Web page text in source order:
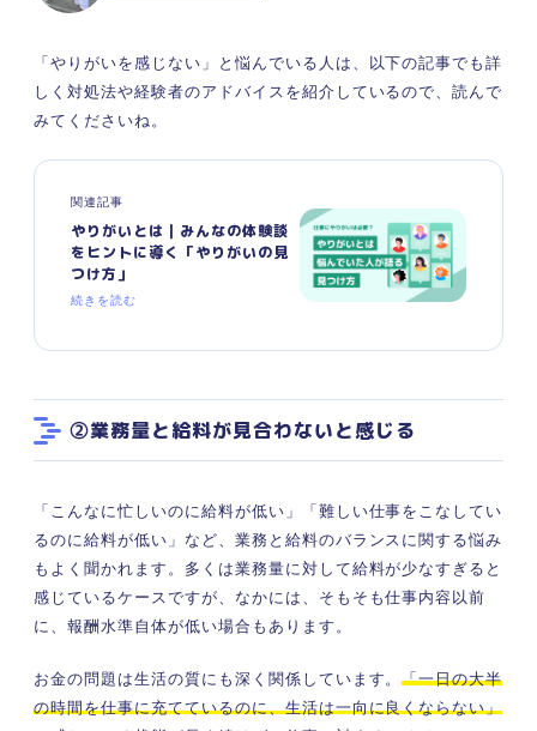
「やりがいを感じない」と悩んでいる人は、以下の記事でも詳
しく対処法や経験者のアドバイスを紹介しているので、読んで
みてくださいね。
関連記事
やりがいとは｜みんなの体験談
をヒントに導く「やりがいの見
つけ方」
続きを読む
②業務量と給料が見合わないと感じる
「こんなに忙しいのに給料が低い」「難しい仕事をこなしてい
るのに給料が低い」など、業務と給料のバランスに関する悩み
もよく聞かれます。多くは業務量に対して給料が少なすぎると
感じているケースですが、なかには、そもそも仕事内容以前
に、報酬水準自体が低い場合もあります。
お金の問題は生活の質にも深く関係しています。「一日の大半
の時間を仕事に充てているのに、生活は一向に良くならない」